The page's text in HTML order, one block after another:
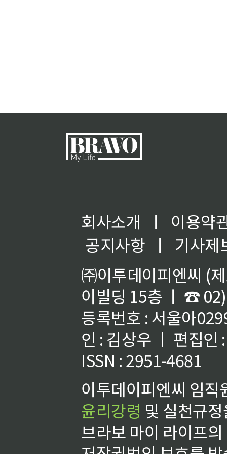
회사소개 ㅣ
이용약
공지사항
ㅣ
기사제
㈜이투데이피엔씨 (
이빌딩 15층 ㅣ ☎
등록번호 : 서울아
인 : 김상우 ㅣ 편집인
ISSN : 2951-4681
이투데이피엔씨 임
윤리강령 및 실천규
브라보 마이 라이프